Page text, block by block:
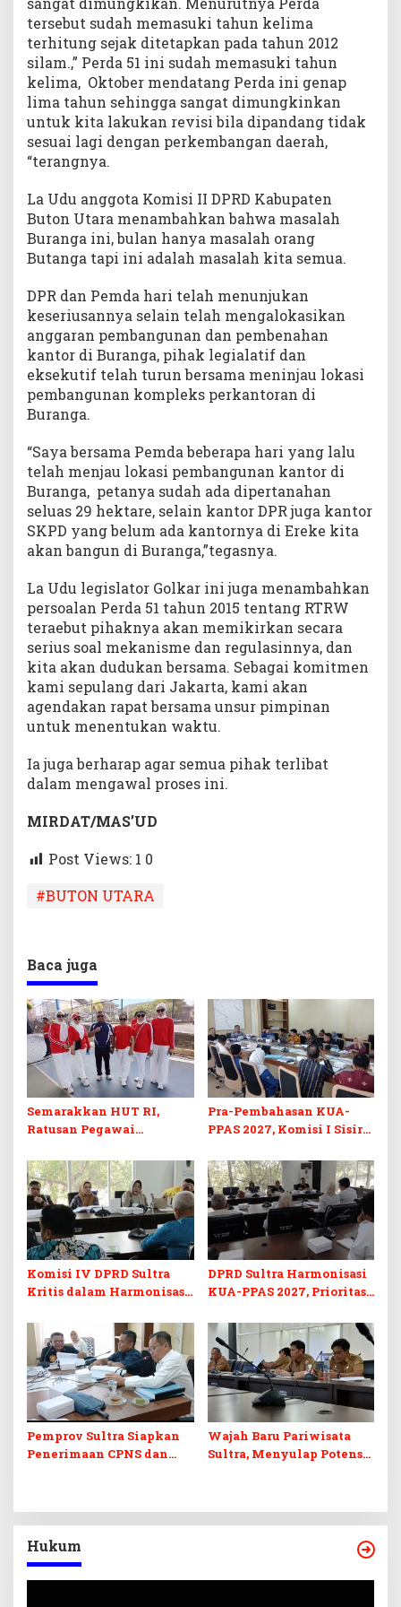
tersebut sudah memasuki tahun kelima
terhitung sejak ditetapkan pada tahun 2012
silam.,” Perda 51 ini sudah memasuki tahun
kelima, Oktober mendatang Perda ini genap
lima tahun sehingga sangat dimungkinkan
untuk kita lakukan revisi bila dipandang tidak
sesuai lagi dengan perkembangan daerah,
“terangnya.
La Udu anggota Komisi II DPRD Kabupaten
Buton Utara menambahkan bahwa masalah
Buranga ini, bulan hanya masalah orang
Butanga tapi ini adalah masalah kita semua.
DPR dan Pemda hari telah menunjukan
keseriusannya selain telah mengalokasikan
anggaran pembangunan dan pembenahan
kantor di Buranga, pihak legialatif dan
eksekutif telah turun bersama meninjau lokasi
pembangunan kompleks perkantoran di
Buranga.
“Saya bersama Pemda beberapa hari yang lalu
telah menjau lokasi pembangunan kantor di
Buranga, petanya sudah ada dipertanahan
seluas 29 hektare, selain kantor DPR juga kantor
SKPD yang belum ada kantornya di Ereke kita
akan bangun di Buranga,”tegasnya.
La Udu legislator Golkar ini juga menambahkan
persoalan Perda 51 tahun 2015 tentang RTRW
teraebut pihaknya akan memikirkan secara
serius soal mekanisme dan regulasinnya, dan
kita akan dudukan bersama. Sebagai komitmen
kami sepulang dari Jakarta, kami akan
agendakan rapat bersama unsur pimpinan
untuk menentukan waktu.
Ia juga berharap agar semua pihak terlibat
dalam mengawal proses ini.
MIRDAT/MAS’UD
Post Views: 1 0
#BUTON UTARA
Baca juga
Semarakkan HUT RI,
Ratusan Pegawai
Ikuti Lomba Bola Gotong
Pra-Pembahasan KUA-
PPAS 2027, Komisi I Sisir
Berkelanjutan
Komisi IV DPRD Sultra
Kritis dalam Harmonisasi
Perubahan APBD 2026
DPRD Sultra Harmonisasi
KUA-PPAS 2027, Prioritas
dan Pelunasan Utang
Infrastruktur
Pemprov Sultra Siapkan
Penerimaan CPNS dan
Wajah Baru Pariwisata
Sultra, Menyulap Potensi
Hukum